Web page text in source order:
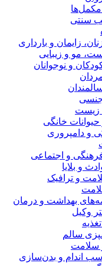
مکمل‌ها
سنتی
زایمان و بارداری
مو و زیبایی
و نوجوانان
زیست
حیوانات خانگی
و دامپروری
و اجتماعی
و بلایا
و ترافیک
بهداشت و درمان
وکیل
سالم
سلامت
اندام و بدن‌سازی